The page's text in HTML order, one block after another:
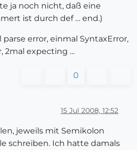
ja noch nicht, daß eine
ist durch def … end.)
parse error, einmal SyntaxError,
2mal expecting …
0
15 Jul 2008, 12:52
jeweils mit Semikolon
schreiben. Ich hatte damals